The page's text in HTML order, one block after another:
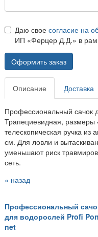
Даю свое согласие на
ИП «Ферцер Д.Д.» в
Оформить заказ
Описание Доставка
Профессиональный сачок
Трапециевидная,
телескопическая ручка
см. Для ловли и
уменьшают риск
сеть.
« назад
Профессиональный
для водорослей Profi
net